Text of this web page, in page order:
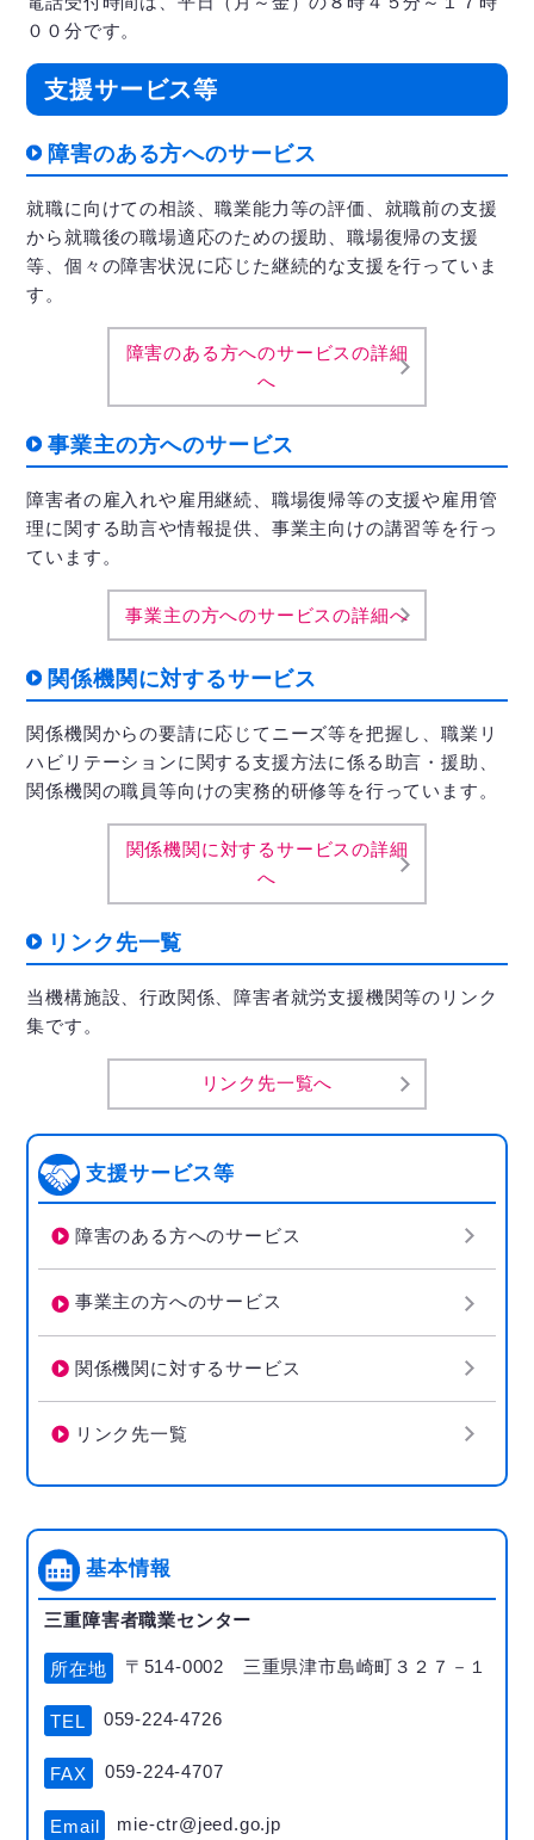
００分です。
支援サービス等
障害のある方へのサービス
就職に向けての相談、職業能力等の評価、就職前の支援
から就職後の職場適応のための援助、職場復帰の支援
等、個々の障害状況に応じた継続的な支援を行っていま
す。
障害のある方へのサービスの詳細
へ
事業主の方へのサービス
障害者の雇入れや雇用継続、職場復帰等の支援や雇用管
理に関する助言や情報提供、事業主向けの講習等を行っ
ています。
事業主の方へのサービスの詳細へ
関係機関に対するサービス
関係機関からの要請に応じてニーズ等を把握し、職業リ
ハビリテーションに関する支援方法に係る助言・援助、
関係機関の職員等向けの実務的研修等を行っています。
関係機関に対するサービスの詳細
へ
リンク先一覧
当機構施設、行政関係、障害者就労支援機関等のリンク
集です。
リンク先一覧へ
支援サービス等
障害のある方へのサービス
事業主の方へのサービス
関係機関に対するサービス
リンク先一覧
基本情報
三重障害者職業センター
所在地 〒514-0002 三重県津市島崎町３２７－１
TEL 059-224-4726
FAX 059-224-4707
Email mie-ctr@jeed.go.jp